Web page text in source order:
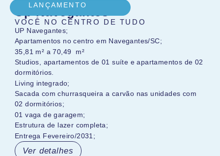
LANÇAMENTO
Up Navegantes
VOCÊ NO CENTRO DE TUDO
UP Navegantes;
Apartamentos no centro em Navegantes/SC;
35,81 m² a 70,49 m²
Studios, apartamentos de 01 suíte e apartamentos de 02
dormitórios.
Living integrado;
Sacada com churrasqueira a carvão nas unidades com
02 dormitórios;
01 vaga de garagem;
Estrutura de lazer completa;
Entrega Fevereiro/2031;
Ver detalhes